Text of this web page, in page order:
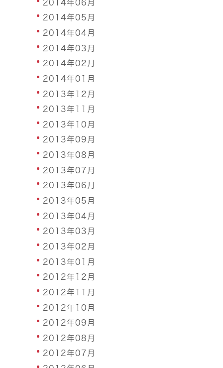
2014年06月
2014年05月
2014年04月
2014年03月
2014年02月
2014年01月
2013年12月
2013年11月
2013年10月
2013年09月
2013年08月
2013年07月
2013年06月
2013年05月
2013年04月
2013年03月
2013年02月
2013年01月
2012年12月
2012年11月
2012年10月
2012年09月
2012年08月
2012年07月